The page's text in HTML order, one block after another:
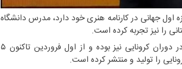
۲۷ جایزه بین‌المللی از جمله ۶ جایزه اول جهانی در کارنامه هنری خود دارد، مدرس دانشگاه
را نیز تجربه کرده‌ است.
این کارتونیست نام آشنا از هنرمندان فعال در دوران کرونایی نیز بوده و از اول فروردین تاکنون ۵
را تولید و منتشر کرده است.